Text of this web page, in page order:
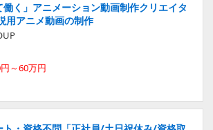
働く」アニメーション動画制作クリエイタ
用アニメ動画の制作
～60万円